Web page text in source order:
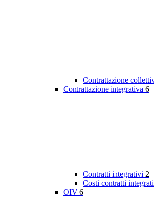
Contrattazione
Contrattazione integrativa 6
Contratti integrativi 2
Costi contratti
OIV 6